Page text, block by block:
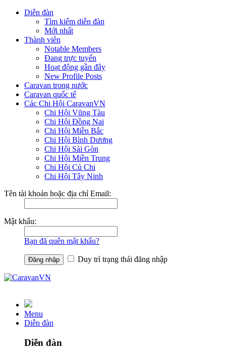
Diễn đàn
Tìm kiếm diễn đàn
Mới nhất
Thành viên
Notable Members
Đang trực tuyến
Hoạt động gần đây
New Profile Posts
Caravan trong nước
Caravan quốc tế
Các Chi Hội CaravanVN
Chi Hội Vũng Tàu
Chi Hội Đồng Nai
Chi Hội Miền Bắc
Chi Hội Bình Dương
Chi Hội Sài Gòn
Chi Hội Miền Trung
Chi Hội Củ Chi
Chi Hội Tây Ninh
Tên tài khoản hoặc địa chỉ Email:
Mật khẩu:
Bạn đã quên mật khẩu?
Duy trì trạng thái đăng nhập
Menu
Diễn đàn
Diễn đàn